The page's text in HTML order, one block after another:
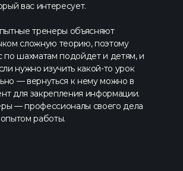
вас интересует.
тренеры объясняют
сложную теорию, поэтому
по шахматам подойдет и детям, и
нужно изучить какой-то урок
— вернуться к нему можно в
для закрепления информации.
— профессионалы своего дела
работы.